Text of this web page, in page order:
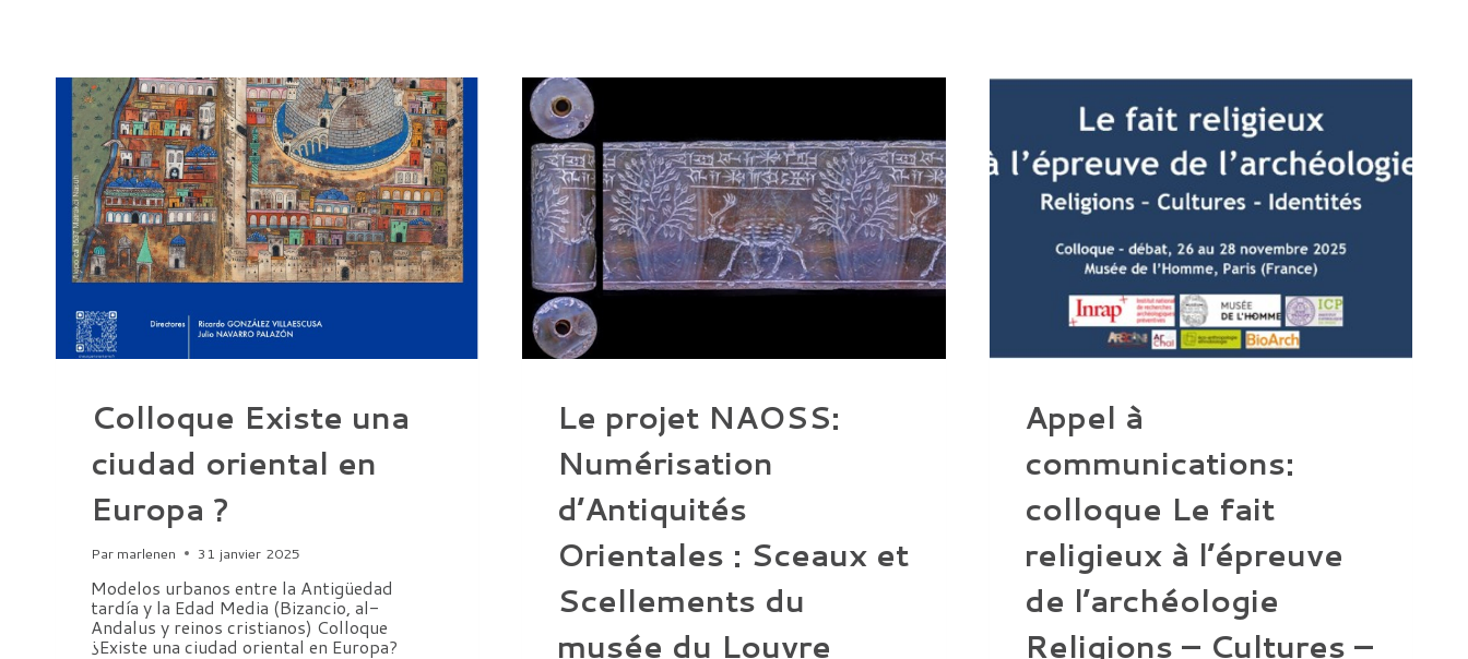
Colloque Existe una
ciudad oriental en
Europa ?
Par marlenen 31 janvier 2025
Modelos urbanos entre la Antigüedad
tardía y la Edad Media (Bizancio, al-
Andalus y reinos cristianos) Colloque
¿Existe una ciudad oriental en Europa?
Le projet NAOSS:
Numérisation
d’Antiquités
Orientales : Sceaux et
Scellements du
musée du Louvre
Appel à
communications:
colloque Le fait
religieux à l’épreuve
de l’archéologie
Religions – Cultures –